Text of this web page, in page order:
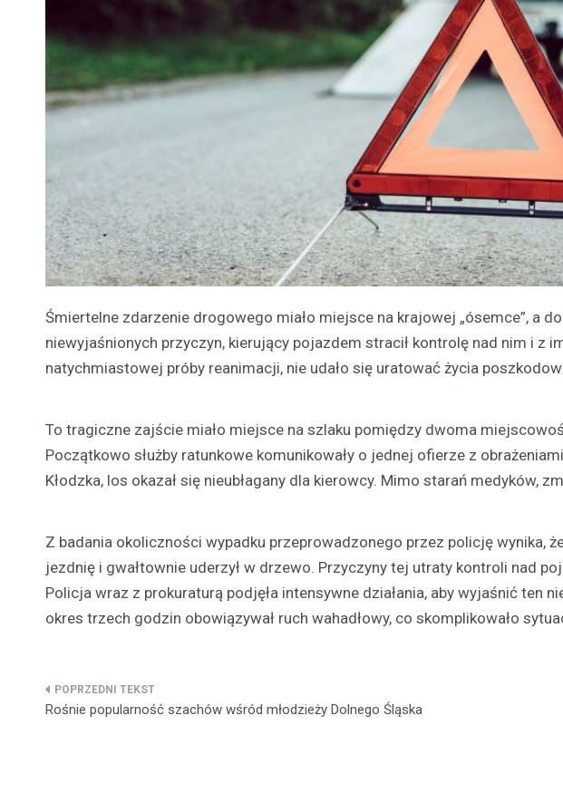
Śmiertelne zdarzenie drogowego miało miejsce na krajowej „ósemce”, a
niewyjaśnionych przyczyn, kierujący pojazdem stracił kontrolę nad nim i z
natychmiastowej próby reanimacji, nie udało się uratować życia
To tragiczne zajście miało miejsce na szlaku pomiędzy dwoma
Początkowo służby ratunkowe komunikowały o jednej ofierze z
Kłodzka, los okazał się nieubłagany dla kierowcy. Mimo starań medyków,
Z badania okoliczności wypadku przeprowadzonego przez policję wynika,
jezdnię i gwałtownie uderzył w drzewo. Przyczyny tej utraty kontroli nad
Policja wraz z prokuraturą podjęła intensywne działania, aby wyjaśnić ten
okres trzech godzin obowiązywał ruch wahadłowy, co skomplikowało
Nawigacja
Rośnie popularność szachów wśród młodzieży Dolnego Śląska